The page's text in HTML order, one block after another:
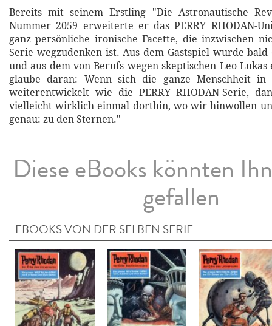
Bereits mit seinem Erstling "Die Astronautische
Nummer 2059 erweiterte er das PERRY RHODAN-
ganz persönliche ironische Facette, die inzwischen
Serie wegzudenken ist. Aus dem Gastspiel wurde
und aus dem von Berufs wegen skeptischen Leo
glaube daran: Wenn sich die ganze Menschheit in
weiterentwickelt wie die PERRY RHODAN-Serie,
vielleicht wirklich einmal dorthin, wo wir hinwollen
genau: zu den Sternen."
Diese eBooks könnten
gefallen
EBOOKS VON DER SELBEN SERIE